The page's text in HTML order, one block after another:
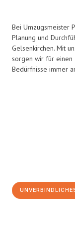
Bei Umzugsmeister
Planung und
Gelsenkirchen. Mit
sorgen wir für einen
Bedürfnisse immer